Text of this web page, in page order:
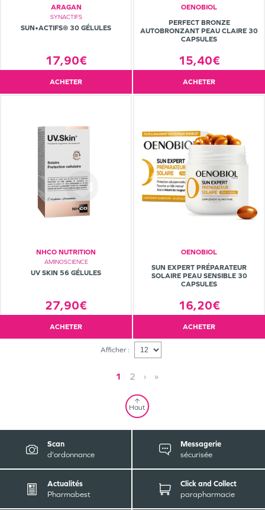
ARAGAN
SYNACTIFS
SUN•ACTIFS® 30 GÉLULES
17,90€
ACHETER
OENOBIOL
PERFECT BRONZE
AUTOBRONZANT PEAU CLAIRE 30
CAPSULES
15,40€
ACHETER
NHCO NUTRITION
AMINOSCIENCE
UV SKIN 56 GÉLULES
27,90€
ACHETER
OENOBIOL
SUN EXPERT PRÉPARATEUR
SOLAIRE PEAU SENSIBLE 30
CAPSULES
16,20€
ACHETER
Afficher :
1 2 › »
Haut
Scan
d'ordonnance
Messagerie
sécurisée
Actualités
Pharmabest
Click and Collect
parapharmacie